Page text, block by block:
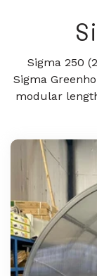
Sigma 250
Sigma
modular